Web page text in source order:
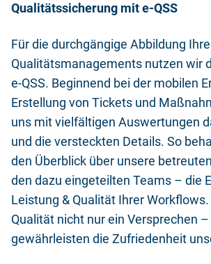
Qualitätssicherung mit e-QSS
Für die durchgängige Abbildung
Qualitätsmanagements nutzen wir
e-QSS. Beginnend bei der mobilen
Erstellung von Tickets und
uns mit vielfältigen Auswertungen
und die versteckten Details. So
den Überblick über unsere
den dazu eingeteilten Teams – die
Leistung & Qualität Ihrer
Qualität nicht nur ein Versprechen
gewährleisten die Zufriedenheit